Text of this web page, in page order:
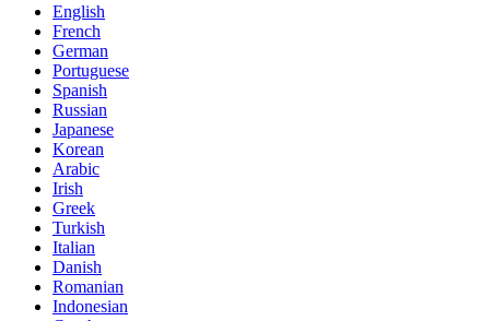
English
French
German
Portuguese
Spanish
Russian
Japanese
Korean
Arabic
Irish
Greek
Turkish
Italian
Danish
Romanian
Indonesian